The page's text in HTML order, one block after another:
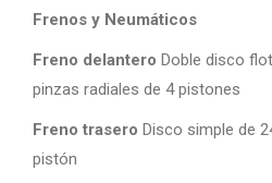
Frenos y Neumáticos
Freno delantero Doble disco
pinzas radiales de 4 pistones
Freno trasero Disco simple de
pistón